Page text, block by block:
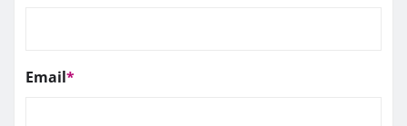
Email*